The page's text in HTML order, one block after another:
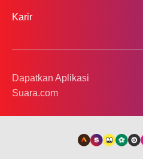
Karir
Dapatkan Aplikasi
Suara.com